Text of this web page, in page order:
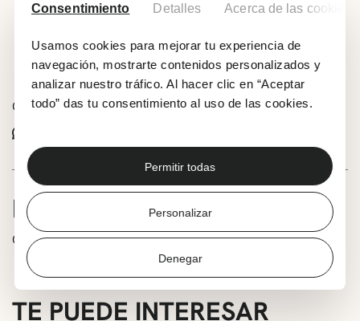
Consentimiento Detalles Acerca de las cookies
Usamos cookies para mejorar tu experiencia de
navegación, mostrarte contenidos personalizados y
analizar nuestro tráfico. Al hacer clic en “Aceptar
todo” das tu consentimiento al uso de las cookies.
Permitir todas
Personalizar
Denegar
Ver ubicación
Añadir a tu calendario
Comparte este evento:
INFORMACIÓN
Cine infantil dominical 2023
TE PUEDE INTERESAR